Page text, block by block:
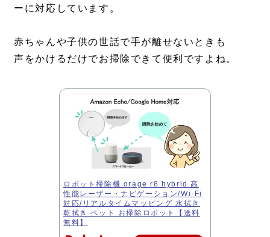
ーに対応しています。
赤ちゃんや子供の世話で手が離せないときも
声をかけるだけでお掃除できて便利ですよね。
ロボット掃除機 orage r8 hybrid 高
性能レーザー・ナビゲーション/Wi-Fi
対応/リアルタイムマッピング 水拭き
乾拭き ペット お掃除ロボット【送料
無料】